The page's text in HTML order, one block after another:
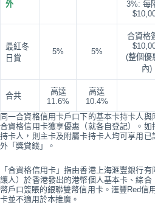
外
3%: 每
最紅冬
日賞
5% 5%
合資格
(整個優
內)
合共
高達
11.6%
高達
10.4%
同一合資格信用卡戶口下的基本卡持卡人
合資格信用卡獲享優惠（就各自登記）。
持卡人，則主卡及附屬卡持卡人均可享用
外「獎賞錢」。
「合資格信用卡」指由香港上海滙豐銀行
讓人）於香港發出的港幣個人基本卡、綜
幣戶口簽賬的銀聯雙幣信用卡。滙豐Red信
卡並不適用於本推廣。